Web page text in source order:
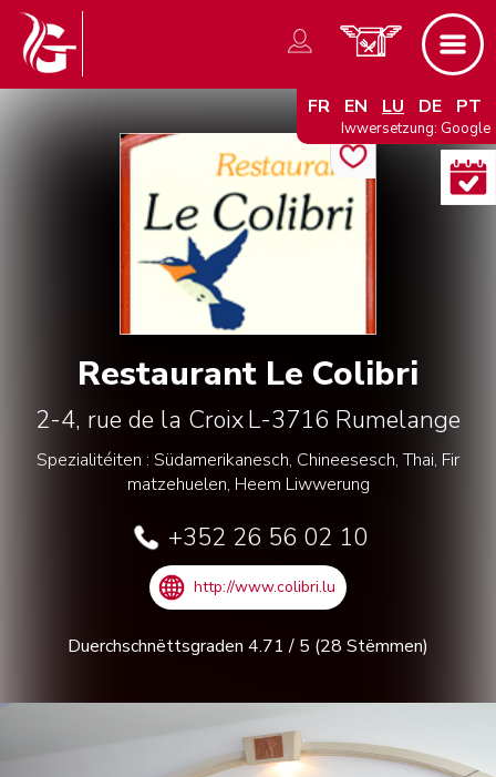
FR EN LU DE PT
Iwwersetzung: Google
Restaurant Le Colibri
2-4, rue de la CroixL-3716 Rumelange
Spezialitéiten : Südamerikanesch, Chineesesch, Thai, Fir
matzehuelen, Heem Liwwerung
+352 26 56 02 10
http://www.colibri.lu
Duerchschnëttsgraden 4.71 / 5 (28 Stëmmen)